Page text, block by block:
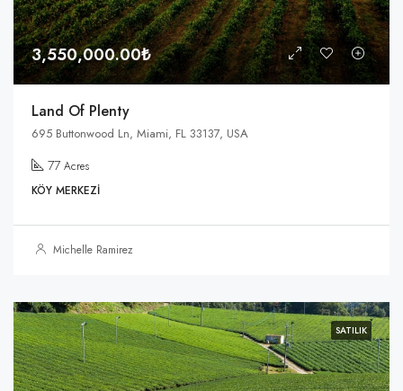
3,550,000.00₺
Land Of Plenty
695 Buttonwood Ln, Miami, FL 33137, USA
77 Acres
KÖY MERKEZI
Michelle Ramirez
SATILIK